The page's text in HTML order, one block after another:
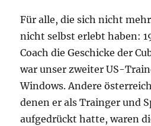
Für alle, die sich nicht
nicht selbst erlebt haben:
Coach die Geschicke der
war unser zweiter US-
Windows. Andere
denen er als Trainger und
aufgedrückt hatte, waren